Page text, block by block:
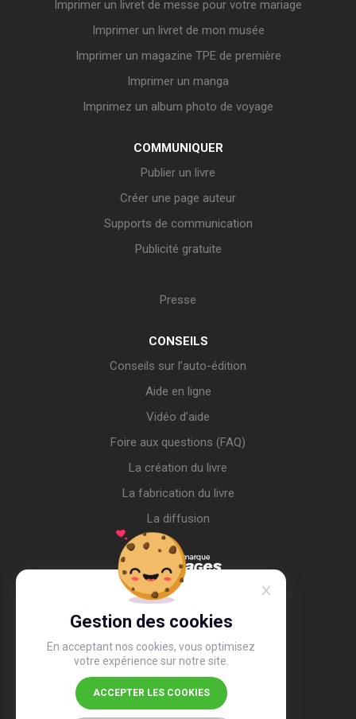
Gestion des cookies
En acceptant nos cookies, vous optimisez
votre expérience sur notre site.
ACCEPTER LES COOKIES
Imprimer un livret de messe pour votre mariage
Imprimer un livret de mon musée
Imprimer un magazine TPE de première
Imprimer un manga
Imprimez un album photo de voyage
COMMUNIQUER
Publier un livre
Créer une page auteur
Supports de communication
Publicité gratuite
Presse
CONSEILS
Conseils sur l’auto-édition
Aide en ligne
Vidéo d’aide
Foire aux questions (FAQ)
La création du livre
La fabrication du livre
La diffusion
4,4